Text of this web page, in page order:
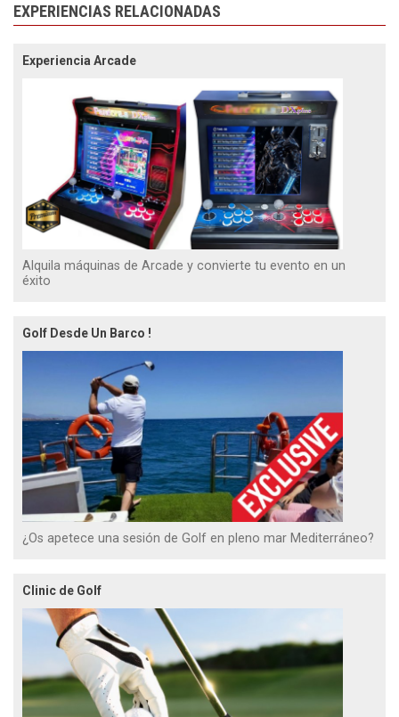
EXPERIENCIAS RELACIONADAS
Experiencia Arcade
Alquila máquinas de Arcade y convierte tu evento en un
éxito
Golf Desde Un Barco !
¿Os apetece una sesión de Golf en pleno mar Mediterráneo?
Clinic de Golf